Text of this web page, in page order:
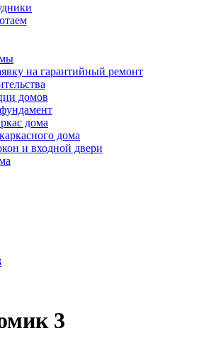
на гарантийный ремонт
домов
дома
дома
и входной двери
3